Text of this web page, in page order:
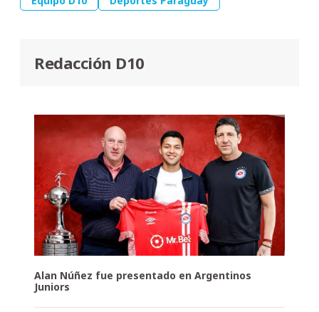
Redacción D10
Alan Núñez fue presentado en Argentinos
Juniors